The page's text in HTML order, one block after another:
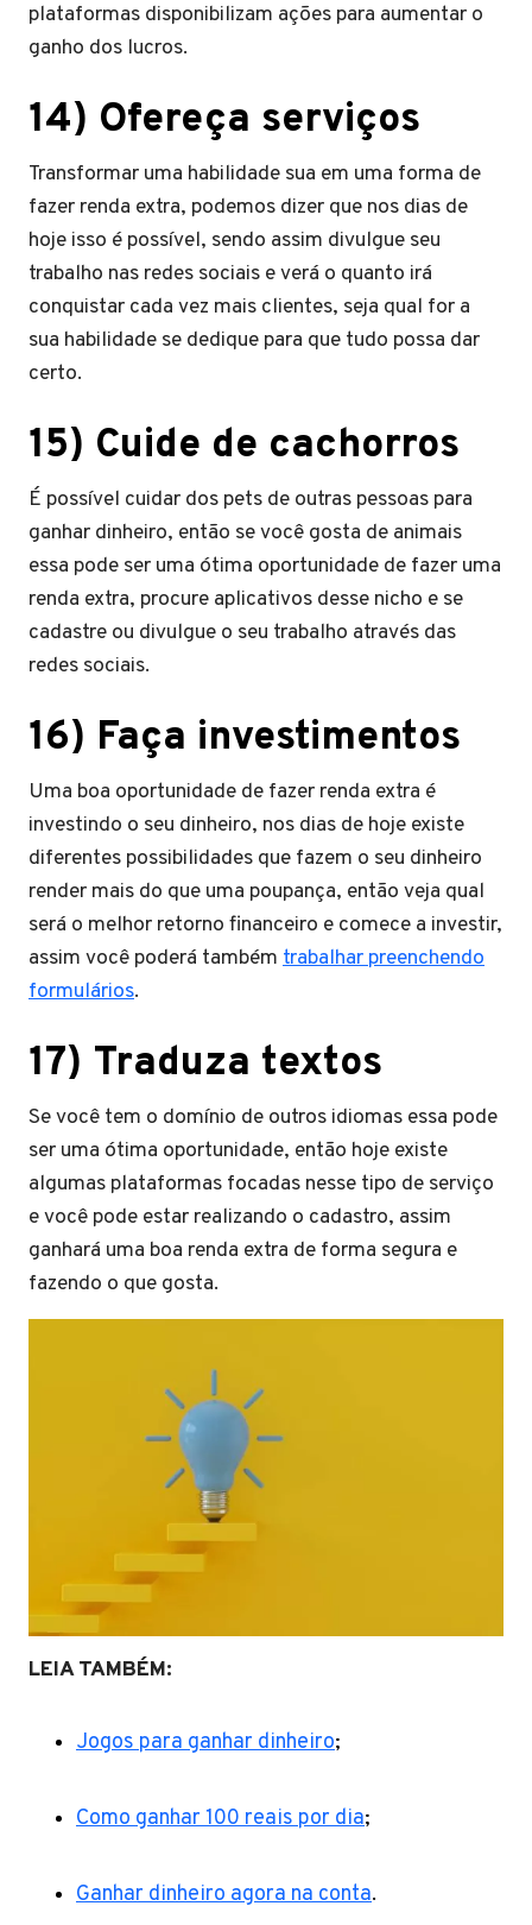
plataformas disponibilizam ações para aumentar o
ganho dos lucros.
14) Ofereça serviços
Transformar uma habilidade sua em uma forma de
fazer renda extra, podemos dizer que nos dias de
hoje isso é possível, sendo assim divulgue seu
trabalho nas redes sociais e verá o quanto irá
conquistar cada vez mais clientes, seja qual for a
sua habilidade se dedique para que tudo possa dar
certo.
15) Cuide de cachorros
É possível cuidar dos pets de outras pessoas para
ganhar dinheiro, então se você gosta de animais
essa pode ser uma ótima oportunidade de fazer uma
renda extra, procure aplicativos desse nicho e se
cadastre ou divulgue o seu trabalho através das
redes sociais.
16) Faça investimentos
Uma boa oportunidade de fazer renda extra é
investindo o seu dinheiro, nos dias de hoje existe
diferentes possibilidades que fazem o seu dinheiro
render mais do que uma poupança, então veja qual
será o melhor retorno financeiro e comece a investir,
assim você poderá também trabalhar preenchendo
formulários.
17) Traduza textos
Se você tem o domínio de outros idiomas essa pode
ser uma ótima oportunidade, então hoje existe
algumas plataformas focadas nesse tipo de serviço
e você pode estar realizando o cadastro, assim
ganhará uma boa renda extra de forma segura e
fazendo o que gosta.
LEIA TAMBÉM:
Jogos para ganhar dinheiro;
Como ganhar 100 reais por dia;
Ganhar dinheiro agora na conta.